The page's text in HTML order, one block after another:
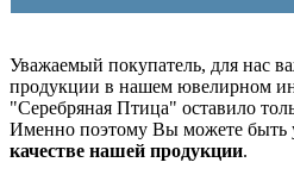
Уважаемый покупатель, для нас
продукции в нашем ювелирном
"Серебряная Птица" оставило
Именно поэтому Вы можете быть
качестве нашей продукции.